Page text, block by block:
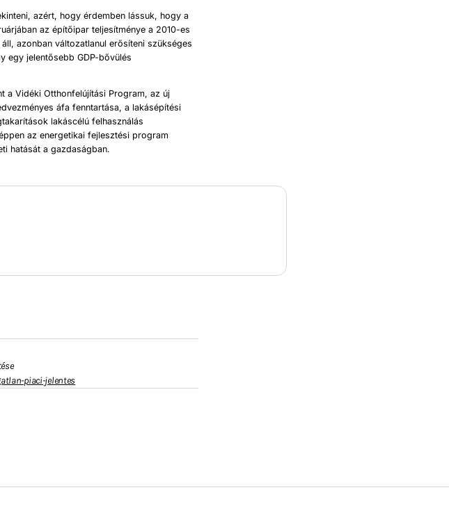
azért, hogy érdemben lássuk, hogy a
az építőipar teljesítménye a 2010-es
azonban változatlanul erősíteni szükséges
egy jelentősebb GDP-bővülés
a Vidéki Otthonfelújítási Program, az új
áfa fenntartása, a lakásépítési
lakáscélú felhasználás
az energetikai fejlesztési program
hatását a gazdaságban.
piaci-jelentes